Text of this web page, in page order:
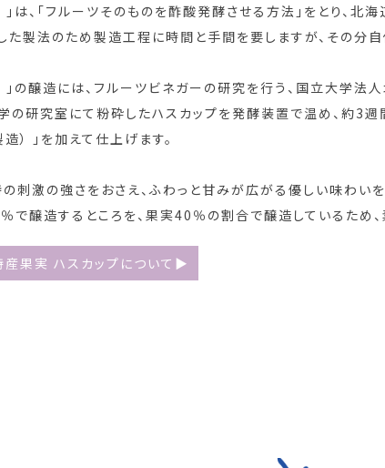
」は、「フルーツそのものを酢酸発酵させる方法」をとり、北
た製法のため製造工程に時間と手間を要しますが、その分
」の醸造には、フルーツビネガーの研究を行う、国立大学
の研究室にて粉砕したハスカップを発酵装置で温め、約3週
） 」を加えて仕上げます。
の刺激の強さをおさえ、ふわっと甘みが広がる優しい味わい
で醸造するところを、果実40％の割合で醸造しているため、
産果実 ハスカップについて▶